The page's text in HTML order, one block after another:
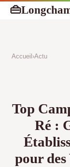
👜
Accueil ›Actu
Top
Ré :
pour